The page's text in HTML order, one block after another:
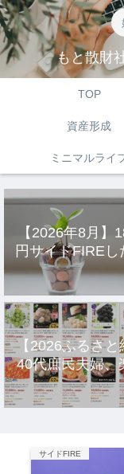
もと散財
TOP
資産形成
ミニマルライ
【2026年8月】
円サイドFIREし
主婦の投資結果
【2026ふるさと
40代庶民夫婦、
場のおすすめ返
選。
サイドFIRE